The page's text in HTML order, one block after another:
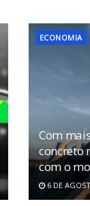
ECONOMIA
Com
concreto
com o
6 DE